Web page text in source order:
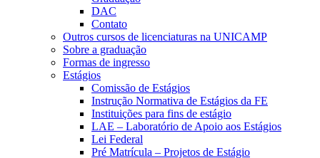
DAC
Contato
Outros cursos de licenciaturas na UNICAMP
Sobre a graduação
Formas de ingresso
Estágios
Comissão de Estágios
Instrução Normativa de Estágios da FE
Instituições para fins de estágio
LAE – Laboratório de Apoio aos Estágios
Lei Federal
Pré Matrícula – Projetos de Estágio